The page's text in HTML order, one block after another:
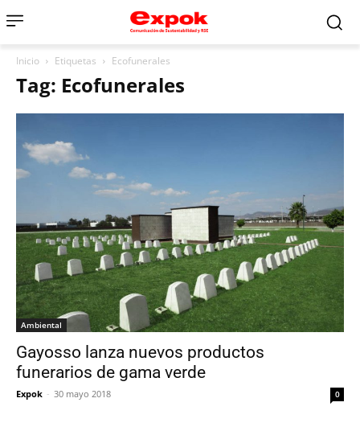
Inicio Etiquetas Ecofunerales
Tag: Ecofunerales
Ambiental
Gayosso lanza nuevos productos
funerarios de gama verde
Expok - 30 mayo 2018 0